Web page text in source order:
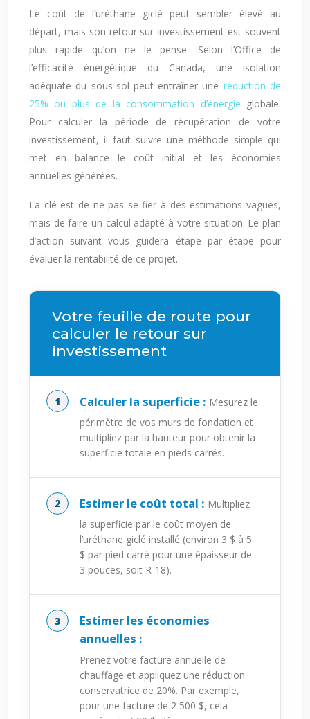
Le coût de l’uréthane giclé peut sembler élevé au
départ, mais son retour sur investissement est souvent
plus rapide qu’on ne le pense. Selon l’Office de
l’efficacité énergétique du Canada, une isolation
adéquate du sous-sol peut entraîner une réduction de
25% ou plus de la consommation d’énergie globale.
Pour calculer la période de récupération de votre
investissement, il faut suivre une méthode simple qui
met en balance le coût initial et les économies
annuelles générées.
La clé est de ne pas se fier à des estimations vagues,
mais de faire un calcul adapté à votre situation. Le plan
d’action suivant vous guidera étape par étape pour
évaluer la rentabilité de ce projet.
Votre feuille de route pour
calculer le retour sur
investissement
Calculer la superficie : Mesurez le
périmètre de vos murs de fondation et
multipliez par la hauteur pour obtenir la
superficie totale en pieds carrés.
Estimer le coût total : Multipliez
la superficie par le coût moyen de
l’uréthane giclé installé (environ 3 $ à 5
$ par pied carré pour une épaisseur de
3 pouces, soit R-18).
Estimer les économies
annuelles :
Prenez votre facture annuelle de
chauffage et appliquez une réduction
conservatrice de 20%. Par exemple,
pour une facture de 2 500 $, cela